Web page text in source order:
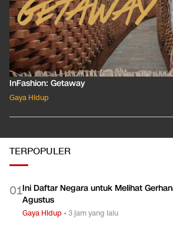
InFashion: Masking the Ox
Gaya Hidup
TERPOPULER
01Ini Daftar Negara untuk Melihat
Agustus
Gaya Hidup •3 jam yang lalu